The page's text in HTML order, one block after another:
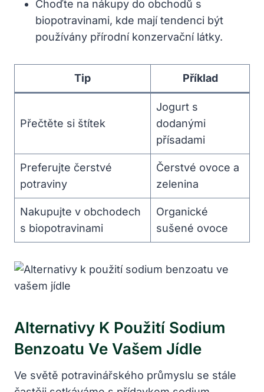
Choďte na nákupy do obchodů s
biopotravinami, kde mají tendenci být
používány přírodní konzervační látky.
Tip Příklad
Přečtěte si štítek
Jogurt s
dodanými
přísadami
Preferujte čerstvé
potraviny
Čerstvé ovoce a
zelenina
Nakupujte v obchodech
s biopotravinami
Organické
sušené ovoce
Alternativy K Použití Sodium
Benzoatu Ve Vašem Jídle
Ve světě potravinářského průmyslu se stále